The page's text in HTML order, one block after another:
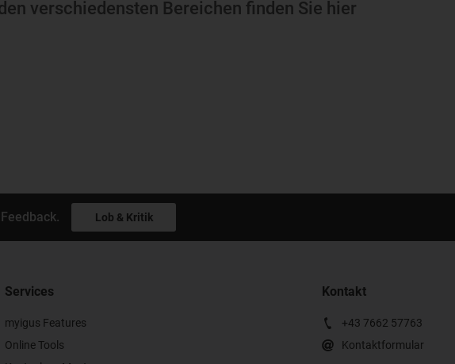
verschiedensten Bereichen finden Sie hier
Lob & Kritik
Services
myigus Features
Online Tools
Kontakt
+43 7662 57763
Kontaktformular